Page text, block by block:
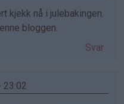
kjekk nå i julebakingen.
bloggen.
Svar
23:02